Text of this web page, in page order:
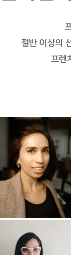
절반 이상의
프렌